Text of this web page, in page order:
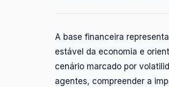
A base financeira
estável da economia e
cenário marcado por
agentes, compreender a